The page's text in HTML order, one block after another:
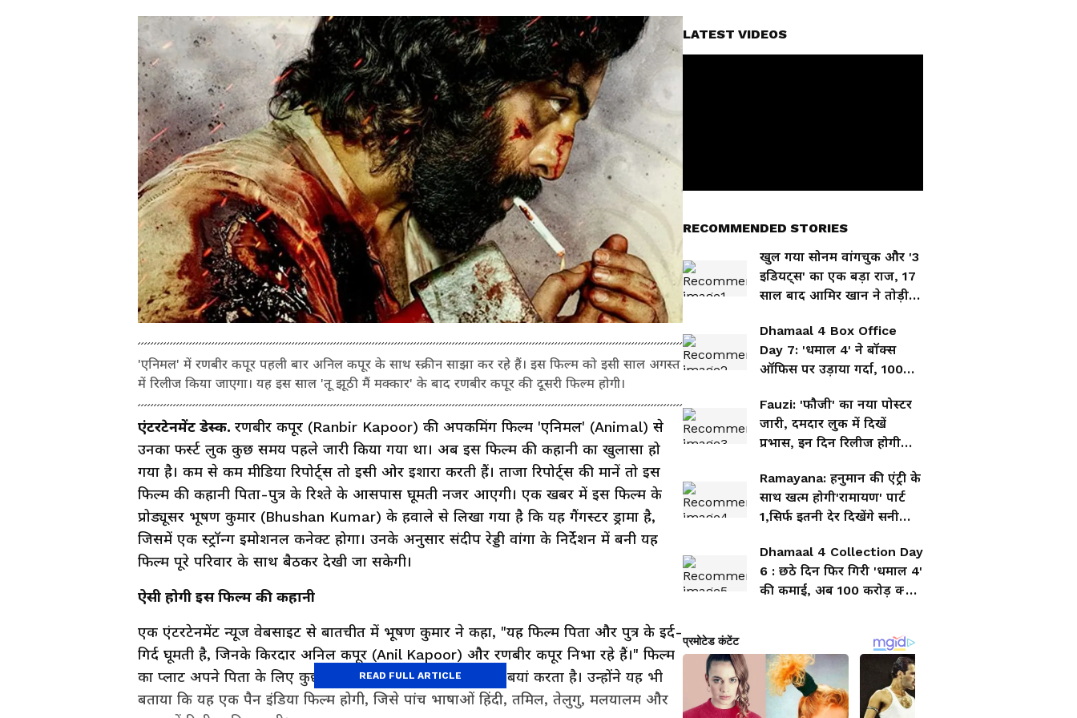
'एनिमल' में रणबीर कपूर पहली बार अनिल कपूर के साथ स्क्रीन साझा कर रहे हैं। इस फिल्म को इसी साल अगस्त
में रिलीज किया जाएगा। यह इस साल 'तू झूठी मैं मक्कार' के बाद रणबीर कपूर की दूसरी फिल्म होगी।
एंटरटेनमेंट डेस्क. रणबीर कपूर (Ranbir Kapoor) की अपकमिंग फिल्म 'एनिमल' (Animal) से
उनका फर्स्ट लुक कुछ समय पहले जारी किया गया था। अब इस फिल्म की कहानी का खुलासा हो
गया है। कम से कम मीडिया रिपोर्ट्स तो इसी ओर इशारा करती हैं। ताजा रिपोर्ट्स की मानें तो इस
फिल्म की कहानी पिता-पुत्र के रिश्ते के आसपास घूमती नजर आएगी। एक खबर में इस फिल्म के
प्रोड्यूसर भूषण कुमार (Bhushan Kumar) के हवाले से लिखा गया है कि यह गैंगस्टर ड्रामा है,
जिसमें एक स्ट्रॉन्ग इमोशनल कनेक्ट होगा। उनके अनुसार संदीप रेड्डी वांगा के निर्देशन में बनी यह
फिल्म पूरे परिवार के साथ बैठकर देखी जा सकेगी।
ऐसी होगी इस फिल्म की कहानी
एक एंटरटेनमेंट न्यूज वेबसाइट से बातचीत में भूषण कुमार ने कहा, "यह फिल्म पिता और पुत्र के इर्द-
गिर्द घूमती है, जिनके किरदार अनिल कपूर (Anil Kapoor) और रणबीर कपूर निभा रहे हैं।" फिल्म
का प्लाट अपने पिता के लिए कुछ भी कर जाने वाले बेटे की कहानी बयां करता है। उन्होंने यह भी
बताया कि यह एक पैन इंडिया फिल्म होगी, जिसे पांच भाषाओं हिंदी, तमिल, तेलुगु, मलयालम और
READ FULL ARTICLE
LATEST VIDEOS
RECOMMENDED STORIES
खुल गया सोनम वांगचुक और '3
इडियट्स' का एक बड़ा राज, 17
साल बाद आमिर खान ने तोड़ी
Dhamaal 4 Box Office
Day 7: 'धमाल 4' ने बॉक्स
ऑफिस पर उड़ाया गर्दा, 100
Fauzi: 'फौजी' का नया पोस्टर
जारी, दमदार लुक में दिखें
प्रभास, इन दिन रिलीज होगी
Ramayana: हनुमान की एंट्री के
साथ खत्म होगी'रामायण' पार्ट
1,सिर्फ इतनी देर दिखेंगे सनी
Dhamaal 4 Collection Day
6 : छठे दिन फिर गिरी 'धमाल 4'
की कमाई, अब 100 करोड़ क्लब